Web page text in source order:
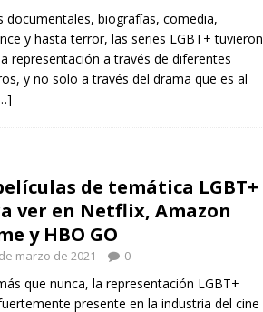
documentales, biografías, comedia,
y hasta terror, las series LGBT+ tuvieron
representación a través de diferentes
y no solo a través del drama que es al
de temática LGBT+
ver en Netflix, Amazon
y HBO GO
marzo de 2021 0
que nunca, la representación LGBT+
presente en la industria del cine